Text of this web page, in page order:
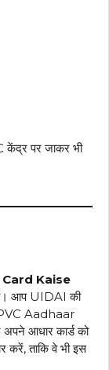
केंद्र पर जाकर भी
Kaise
आप UIDAI की
PVC Aadhaar
आधार कार्ड को
करें, ताकि वे भी इस